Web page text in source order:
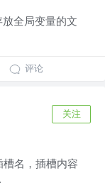
全局变量的文
评论
关注
名，插槽内容